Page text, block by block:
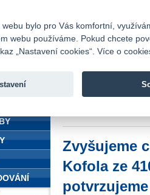
Zvyšujeme
Kofola ze
bylo pro Vás komfortní,
webu používáme. Pokud chcete
„Nastavení cookies“. Více o